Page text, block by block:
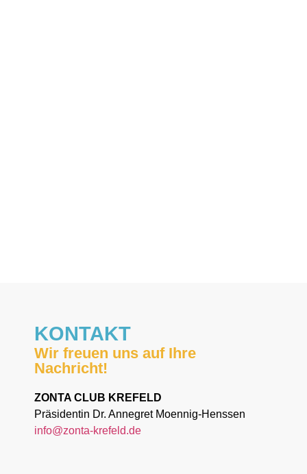
KONTAKT
Wir freuen uns auf Ihre
Nachricht!
ZONTA CLUB KREFELD
Präsidentin Dr. Annegret Moennig-Henssen
info@zonta-krefeld.de